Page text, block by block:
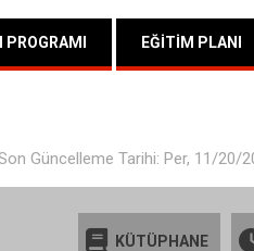
EĞITIM PLANI
Güncelleme Tarihi: Per, 11/20/
KÜTÜPHANE